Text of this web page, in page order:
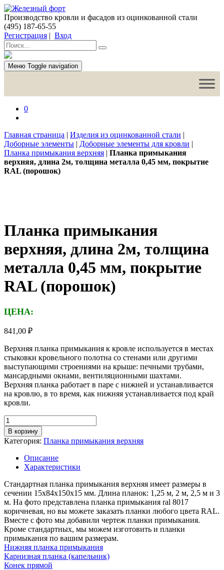
Производство кровли и фасадов из оцинкованной стали
(495) 187-65-55
Регистрация | Вход
Меню Toggle navigation
0
Главная страница | Изделия из оцинкованной стали |
Доборные элементы | Доборные элементы для кровли |
Планка примыкания верхняя | Планка примыкания
верхняя, длина 2м, толщина металла 0,45 мм, покрытие
RAL (порошок)
Планка примыкания
верхняя, длина 2м, толщина
металла 0,45 мм, покрытие
RAL (порошок)
ЦЕНА:
841,00 ₽
Верхняя планка примыкания к кровле используется в местах
стыковки кровельного полотна со стенами или другими
выступающими строениями на крыше: печными трубами,
мансардными окнами, вентиляционными шахтами.
Верхняя планка работает в паре с нижней и устанавливается
на кровлю, в то время, как нижняя устанавливается под край
кровли.
Количество
товара
Планка
примыкания
верхняя,
длина
толщина
металла
0,45
мм,
покрытие
RAL
(порошок)
В корзину
Категория: Планка примыкания верхняя
Описание
Характеристики
Стандартная планка примыкания верхняя имеет размеры в
сечении 15х84х150х15 мм. Длина планок: 1,25 м, 2 м, 2,5 м и 3
м. На фото представлена планка примыкания ral 8017
коричневая, но вы можете заказать планки любого цвета RAL.
Вместе с фото мы добавили чертеж планки примыкания.
Кроме стандартных, мы можем изготовить и планки
примыкания по вашим размерам.
Нижняя планка примыкания
Карнизная планка (капельник)
Конек прямой